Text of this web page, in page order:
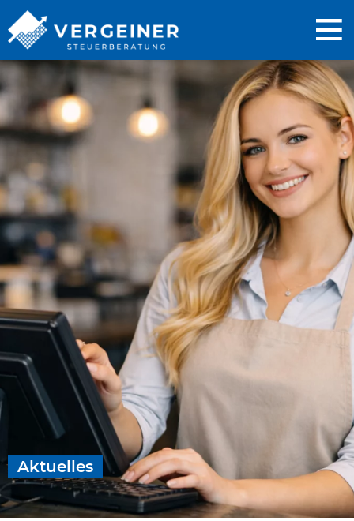
Aktuelles